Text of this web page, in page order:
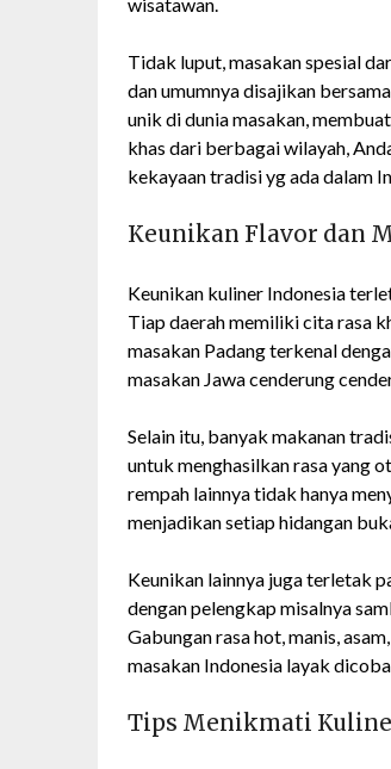
wisatawan.
Tidak luput, masakan spesial
dan umumnya disajikan
unik di dunia masakan,
khas dari berbagai wilayah,
kekayaan tradisi yg ada dalam
Keunikan Flavor dan
Keunikan kuliner Indonesia
Tiap daerah memiliki cita rasa
masakan Padang terkenal
masakan Jawa cenderung
Selain itu, banyak makanan
untuk menghasilkan rasa yang
rempah lainnya tidak hanya
menjadikan setiap hidangan
Keunikan lainnya juga terletak
dengan pelengkap misalnya
Gabungan rasa hot, manis,
masakan Indonesia layak
Tips Menikmati